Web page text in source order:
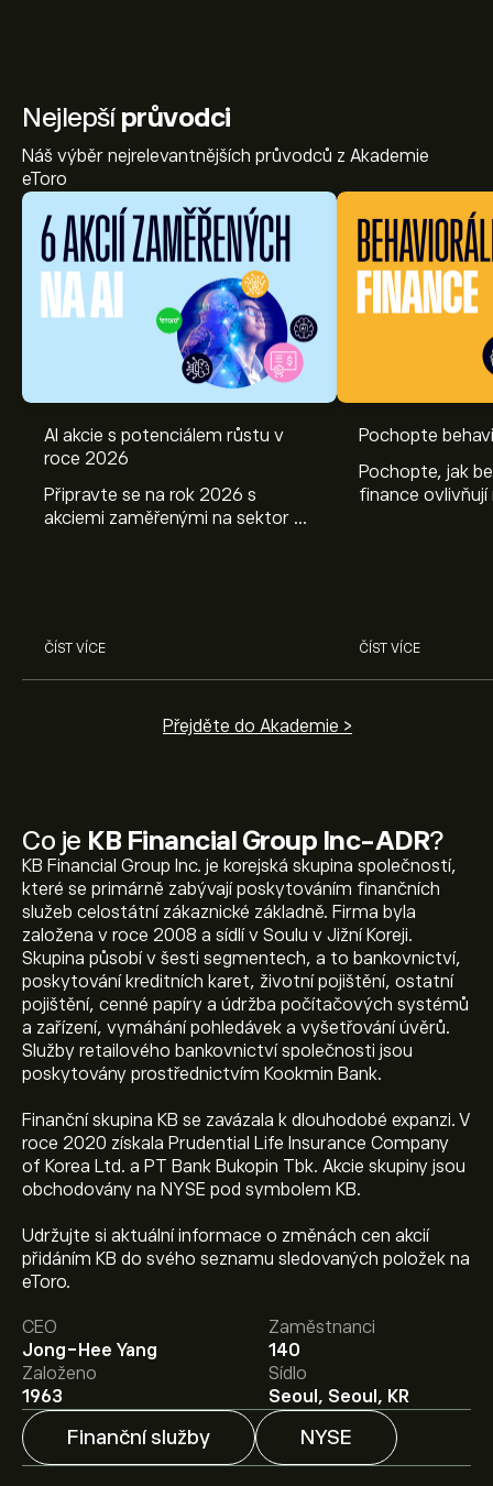
Co je KB Financial Group Inc-ADR?
KB Financial Group Inc. je korejská skupina společností,
které se primárně zabývají poskytováním finančních
služeb celostátní zákaznické základně. Firma byla
založena v roce 2008 a sídlí v Soulu v Jižní Koreji.
Skupina působí v šesti segmentech, a to bankovnictví,
poskytování kreditních karet, životní pojištění, ostatní
pojištění, cenné papíry a údržba počítačových systémů
a zařízení, vymáhání pohledávek a vyšetřování úvěrů.
Služby retailového bankovnictví společnosti jsou
poskytovány prostřednictvím Kookmin Bank.
Finanční skupina KB se zavázala k dlouhodobé expanzi. V
roce 2020 získala Prudential Life Insurance Company
of Korea Ltd. a PT Bank Bukopin Tbk. Akcie skupiny jsou
obchodovány na NYSE pod symbolem KB.
Udržujte si aktuální informace o změnách cen akcií
přidáním KB do svého seznamu sledovaných položek na
eToro.
CEO
Jong-Hee Yang
Zaměstnanci
140
Založeno
1963
Sídlo
Seoul, Seoul, KR
Finanční služby NYSE
Nejlepšíprůvodci
Náš výběr nejrelevantnějších průvodců z Akademie
eToro
AI akcie s potenciálem růstu v
roce 2026
Připravte se na rok 2026 s
akciemi zaměřenými na sektor AI.
ČÍST VÍCE
Pochopte
Pochopte, jak
finance
ČÍST VÍCE
Přejděte do Akademie >
Aktuální cena akcie KB je 123.89‎$‎.
Průměrný cenový cíl pro akcie KB Financial Group Inc-
ADR je 123.89‎$‎.
Zaregistrujte sena eToro a získejte
detailní prognózy analytiků i cenové cíle.
Analytici nabízí prognózy pro akcie KB Financial Group
Inc-ADR na základě tržních trendů, finančních zpráv a